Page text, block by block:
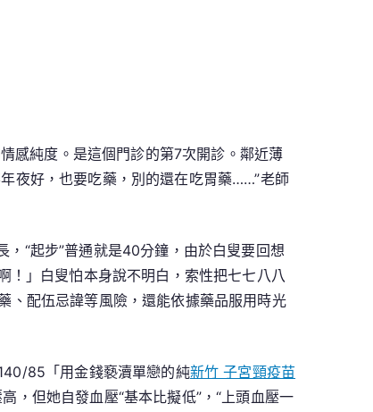
感純度。是這個門診的第7次開診。鄰近薄
夜好，也要吃藥，別的還在吃胃藥……”老師
，“起步”普通就是40分鐘，由於白叟要回想
！」白叟怕本身說不明白，索性把七七八八
、配伍忌諱等風險，還能依據藥品服用時光
85「用金錢褻瀆單戀的純新竹 子宮頸疫苗
，但她自發血壓“基本比擬低”，“上頭血壓一